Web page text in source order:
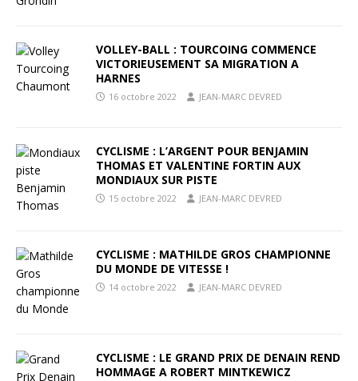
VOLLEY-BALL : TOURCOING COMMENCE
VICTORIEUSEMENT SA MIGRATION A
HARNES
16 octobre 2022 JEAN-MARC DEVRED
CYCLISME : L’ARGENT POUR BENJAMIN
THOMAS ET VALENTINE FORTIN AUX
MONDIAUX SUR PISTE
15 octobre 2022 JEAN-MARC DEVRED
CYCLISME : MATHILDE GROS CHAMPIONNE
DU MONDE DE VITESSE !
14 octobre 2022 JEAN-MARC DEVRED
CYCLISME : LE GRAND PRIX DE DENAIN REND
HOMMAGE A ROBERT MINTKEWICZ